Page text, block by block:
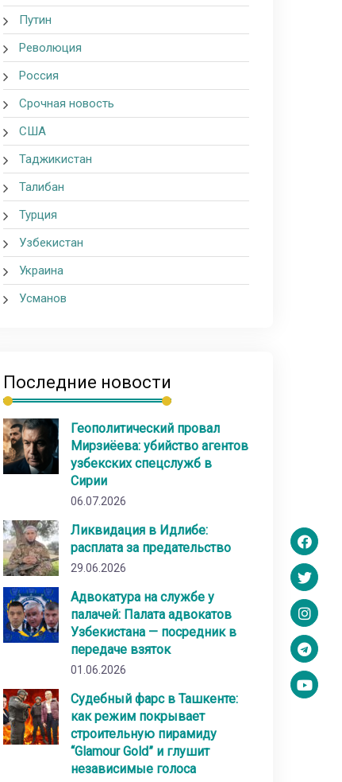
Путин
Революция
Россия
Срочная новость
США
Таджикистан
Талибан
Турция
Узбекистан
Украина
Усманов
Последние новости
Геополитический провал
Мирзиёева: убийство агентов
узбекских спецслужб в
Сирии
06.07.2026
Ликвидация в Идлибе:
расплата за предательство
29.06.2026
Адвокатура на службе у
палачей: Палата адвокатов
Узбекистана — посредник в
передаче взяток
01.06.2026
Судебный фарс в Ташкенте:
как режим покрывает
строительную пирамиду
“Glamour Gold” и глушит
независимые голоса